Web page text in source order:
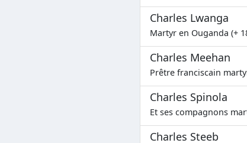
Charles Lwanga
Martyr en Ouganda (+
Charles Meehan
Prêtre franciscain
Charles Spinola
Et ses compagnons
Charles Steeb